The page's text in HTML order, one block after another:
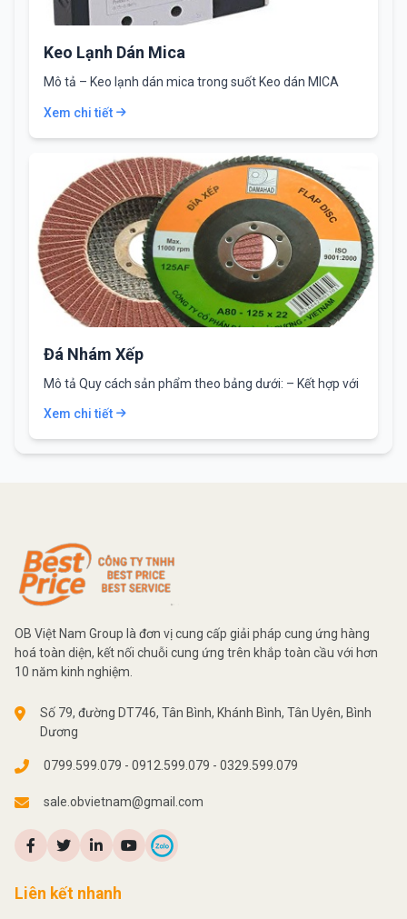
Keo Lạnh Dán Mica
Mô tả – Keo lạnh dán mica trong suốt Keo dán MICA
Xem chi tiết
Đá Nhám Xếp
Mô tả Quy cách sản phẩm theo bảng dưới: – Kết hợp với
Xem chi tiết
OB Việt Nam Group là đơn vị cung cấp giải pháp cung ứng hàng
hoá toàn diện, kết nối chuỗi cung ứng trên khắp toàn cầu với hơn
10 năm kinh nghiệm.
Số 79, đường DT746, Tân Bình, Khánh Bình, Tân Uyên, Bình
Dương
0799.599.079 - 0912.599.079 - 0329.599.079
sale.obvietnam@gmail.com
Liên kết nhanh